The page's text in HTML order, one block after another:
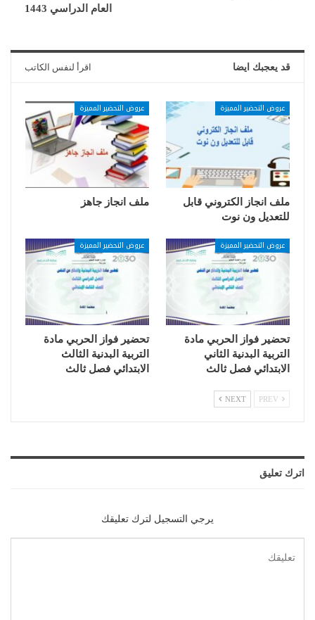
العام الدراسي 1443
قد يعجبك ايضا اقرأ لنفس الكاتب
عروض التحضير المميزة
ملف انجاز الكتروني قابل
للتعديل ون نوت
عروض التحضير المميزة
ملف انجاز جاهز
عروض التحضير المميزة
تحضير فواز الحربي مادة
التربية البدنية الثاني
الابتدائي فصل ثالث
عروض التحضير المميزة
تحضير فواز الحربي مادة
التربية البدنية الثالث
الابتدائي فصل ثالث
NEXT
اترك تعليق
يرجي التسجيل لترك تعليقك